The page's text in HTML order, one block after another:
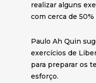
realizar alguns
com cerca de 50%
Paulo Ah Quin
exercícios de
para preparar os
esforço.